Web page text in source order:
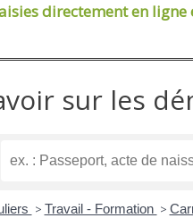
directement en ligne
sur les
> Travail - Formation >